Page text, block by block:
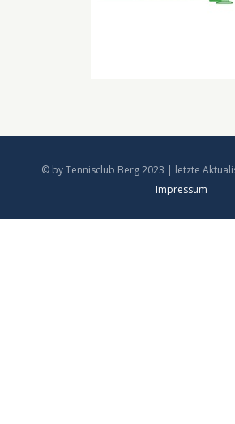
© by Tennisclub Berg 2023 | letzte
Impressum